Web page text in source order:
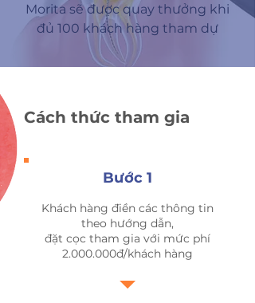
Morita sẽ được quay thưởng khi
đủ 100 khách hàng tham dự
Cách thức tham gia
Bước 1
Khách hàng điền các thông tin
theo hướng dẫn,
đặt cọc tham gia với mức phí
2.000.000đ/khách hàng